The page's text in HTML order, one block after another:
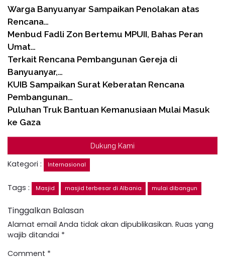
Warga Banyuanyar Sampaikan Penolakan atas
Rencana…
Menbud Fadli Zon Bertemu MPUII, Bahas Peran
Umat…
Terkait Rencana Pembangunan Gereja di
Banyuanyar,…
KUIB Sampaikan Surat Keberatan Rencana
Pembangunan…
Puluhan Truk Bantuan Kemanusiaan Mulai Masuk
ke Gaza
Dukung Kami
Kategori : Internasional
Tags : Masjid masjid terbesar di Albania mulai dibangun
Tinggalkan Balasan
Alamat email Anda tidak akan dipublikasikan. Ruas yang
wajib ditandai *
Comment *